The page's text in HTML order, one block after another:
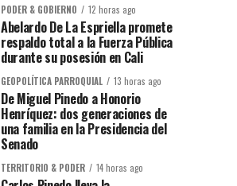
PODER & GOBIERNO 12 horas ago
Abelardo De La Espriella promete
respaldo total a la Fuerza Pública
durante su posesión en Cali
GEOPOLÍTICA PARROQUIAL 13 horas ago
De Miguel Pinedo a Honorio
Henríquez: dos generaciones de
una familia en la Presidencia del
Senado
TERRITORIO & PODER 14 horas ago